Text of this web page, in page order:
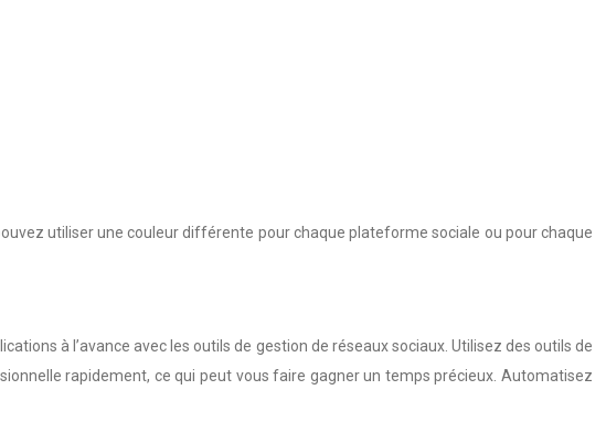
utiliser une couleur différente pour chaque plateforme sociale ou pour chaque
à l’avance avec les outils de gestion de réseaux sociaux. Utilisez des outils de
rapidement, ce qui peut vous faire gagner un temps précieux. Automatisez